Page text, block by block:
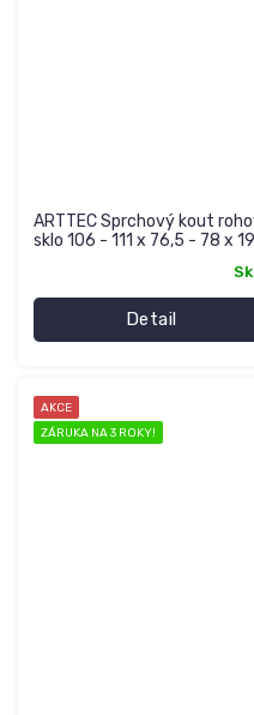
ARTTEC Sprchový kout
sklo 106 - 111 x 76,5 - 78 x
Detail
AKCE
ZÁRUKA NA 3 ROKY!